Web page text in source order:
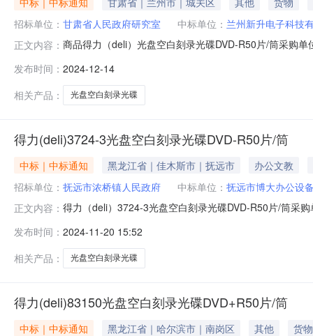
招标单位： 甘肃省人民政府研究室 中标单位： 兰州新升电子科技
正文内容： 商品得力（deli）光盘空白刻录光碟DVD-R50片/筒采购
发布时间： 2024-12-14
相关产品：
光盘空白刻录光碟
得力(deli)3724-3光盘空白刻录光碟DVD-R50片/筒
中标｜中标通知 黑龙江省｜佳木斯市｜抚远市
办公文教
招标单位： 抚远市浓桥镇人民政府 中标单位： 抚远市博大办公设
正文内容： 得力（deli）3724-3光盘空白刻录光碟DVD-R50片/筒采
发布时间： 2024-11-20 15:52
相关产品：
光盘空白刻录光碟
得力(deli)83150光盘空白刻录光碟DVD+R50片/筒
中标｜中标通知 黑龙江省｜哈尔滨市｜南岗区 其他
货物